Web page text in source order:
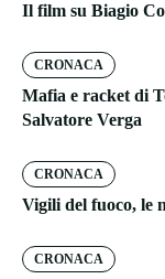
Il film su Biagio
CRONACA
Mafia e racket di
Salvatore Verga
CRONACA
Vigili del fuoco, le
CRONACA